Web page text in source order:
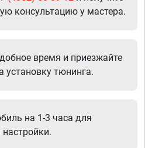
консультацию у мастера.
время и приезжайте
установку тюнинга.
на 1-3 часа для